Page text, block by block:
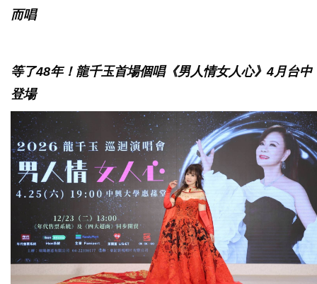
而唱
等了48年！龍千玉首場個唱《男人情女人心》4月台中
登場